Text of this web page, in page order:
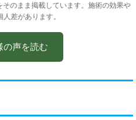
痛み=伸びしろがある、と
すいですっ。
。
り、可動域が広がっていま
姿が嬉しく有り難く思い
のまま掲載しています。施術の効果や
差があります。
の声を読む